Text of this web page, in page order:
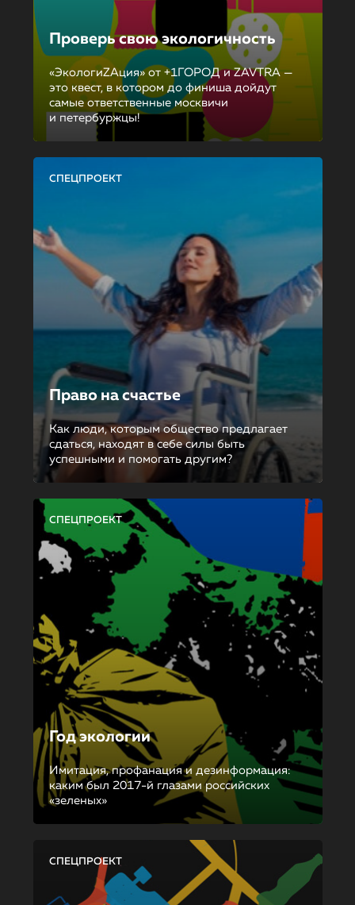
Проверь свою экологичность
«ЭкологиZAция» от +1ГОРОД и ZAVTRA —
это квест, в котором до финиша дойдут
самые ответственные москвичи
и петербуржцы!
СПЕЦПРОЕКТ
Право на счастье
Как люди, которым общество предлагает
сдаться, находят в себе силы быть
успешными и помогать другим?
СПЕЦПРОЕКТ
Год экологии
Имитация, профанация и дезинформация:
каким был 2017-й глазами российских
«зеленых»
СПЕЦПРОЕКТ